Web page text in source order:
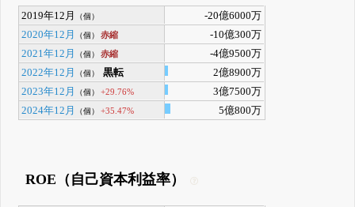
2019年12月 （個）
-20億6000万
2020年12月
（個） 赤縮
-10億300万
2021年12月
（個） 赤縮
-4億9500万
2022年12月
（個） 黒転
2億8900万
2023年12月
（個） +29.76%
3億7500万
2024年12月
（個） +35.47% 5億800万
ROE（自己資本利益率）